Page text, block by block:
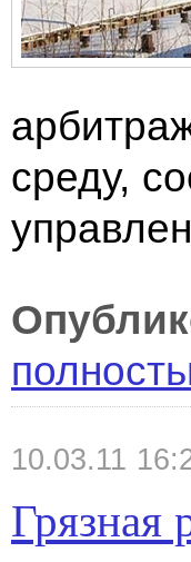
среду,
10.03.11
Грязная